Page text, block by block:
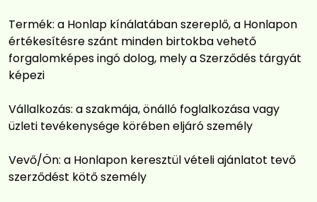
Termék: a Honlap kínálatában szereplő, a Honlapon
értékesítésre szánt minden birtokba vehető
forgalomképes ingó dolog, mely a Szerződés tárgyát
képezi
Vállalkozás: a szakmája, önálló foglalkozása vagy
üzleti tevékenysége körében eljáró személy
Vevő/Ön: a Honlapon keresztül vételi ajánlatot tevő
szerződést kötő személy